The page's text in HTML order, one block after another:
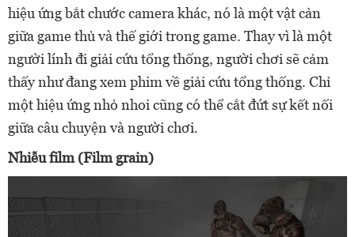
hiệu ứng bắt chước camera khác, nó là một vật cản
giữa game thủ và thế giới trong game. Thay vì là một
người lính đi giải cứu tổng thống, người chơi sẽ cảm
thấy như đang xem phim về giải cứu tổng thống. Chỉ
một hiệu ứng nhỏ nhoi cũng có thể cắt đứt sự kết nối
giữa câu chuyện và người chơi.
Nhiễu film (Film grain)